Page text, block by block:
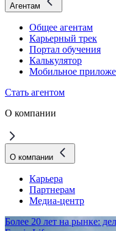
Агентам
Общее агентам
Карьерный трек
Портал обучения
Калькулятор
Мобильное
Стать агентом
О компании
О компании
Карьера
Партнерам
Медиа-центр
Более 20 лет на рынке: